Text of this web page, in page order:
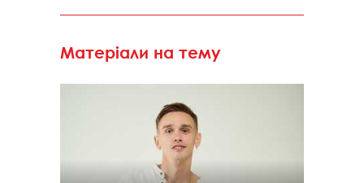
Матеріали на тему